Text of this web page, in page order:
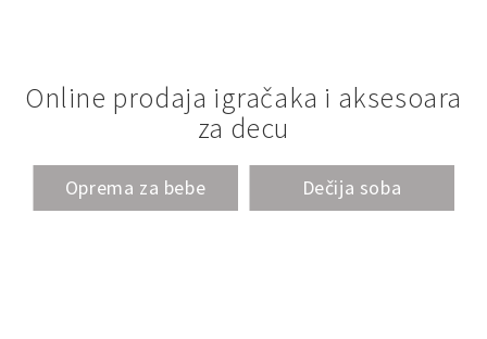
Online prodaja igračaka i aksesoara
za decu
Oprema za bebe Dečija soba